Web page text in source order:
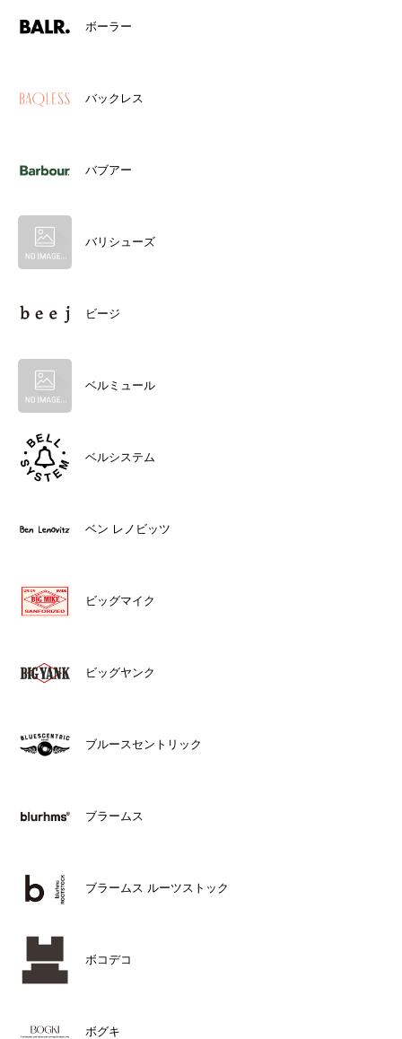
ボーラー
バックレス
バブアー
バリシューズ
ビージ
ベルミュール
ベルシステム
ベン レノビッツ
ビッグマイク
ビッグヤンク
ブルースセントリック
ブラームス
ブラームス ルーツストック
ボコデコ
ボグキ